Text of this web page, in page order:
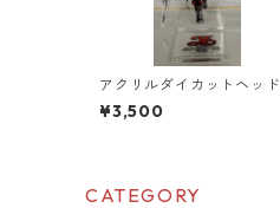
アクリルダイカットヘッド
ホンスタンド（イースⅨ 赤
の王）
¥3,500
CATEGORY